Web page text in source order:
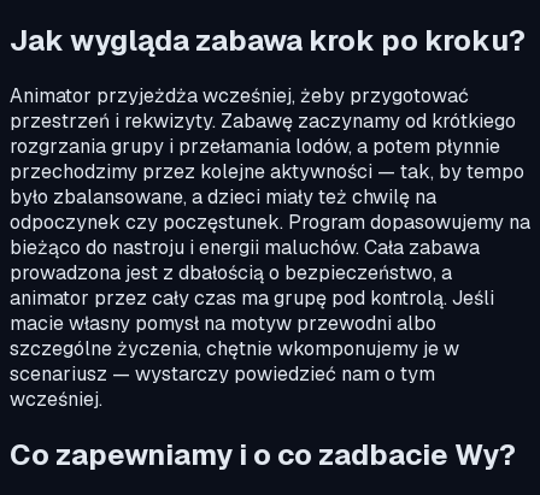
Jak wygląda zabawa krok po kroku?
Animator przyjeżdża wcześniej, żeby przygotować
przestrzeń i rekwizyty. Zabawę zaczynamy od krótkiego
rozgrzania grupy i przełamania lodów, a potem płynnie
przechodzimy przez kolejne aktywności — tak, by tempo
było zbalansowane, a dzieci miały też chwilę na
odpoczynek czy poczęstunek. Program dopasowujemy na
bieżąco do nastroju i energii maluchów. Cała zabawa
prowadzona jest z dbałością o bezpieczeństwo, a
animator przez cały czas ma grupę pod kontrolą. Jeśli
macie własny pomysł na motyw przewodni albo
szczególne życzenia, chętnie wkomponujemy je w
scenariusz — wystarczy powiedzieć nam o tym
wcześniej.
Co zapewniamy i o co zadbacie Wy?